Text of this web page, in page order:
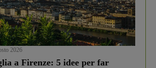
2026
a Firenze: 5 idee per far